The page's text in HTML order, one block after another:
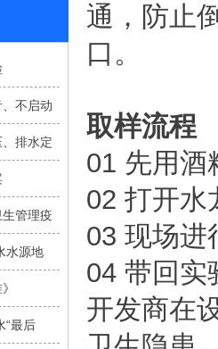
不启动
排水定
管理疫
水源地
“最后
通，防止
口。
取样流程
01 先用酒
02 打开水
03 现场进
04 带回实
开发商在